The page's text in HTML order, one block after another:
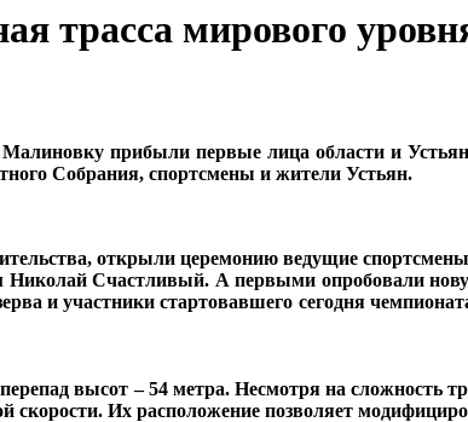
трасса мирового
прибыли первые лица области и
Собрания, спортсмены и жители Устьян.
открыли церемонию ведущие
Счастливый. А первыми опробовали
и участники стартовавшего сегодня
высот – 54 метра. Несмотря на сложность
Их расположение позволяет